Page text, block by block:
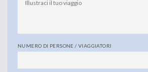
NUMERO DI PERSONE / VIAGGIATORI